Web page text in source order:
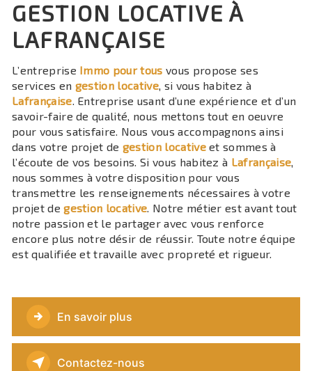
GESTION LOCATIVE À
LAFRANÇAISE
L’entreprise Immo pour tous vous propose ses
services en gestion locative, si vous habitez à
Lafrançaise. Entreprise usant d’une expérience et d’un
savoir-faire de qualité, nous mettons tout en oeuvre
pour vous satisfaire. Nous vous accompagnons ainsi
dans votre projet de gestion locativeet sommes à
l’écoute de vos besoins. Si vous habitez à Lafrançaise,
nous sommes à votre disposition pour vous
transmettre les renseignements nécessaires à votre
projet degestion locative. Notre métier est avant tout
notre passion et le partager avec vous renforce
encore plus notre désir de réussir. Toute notre équipe
est qualifiée et travaille avec propreté et rigueur.
En savoir plus
Contactez-nous